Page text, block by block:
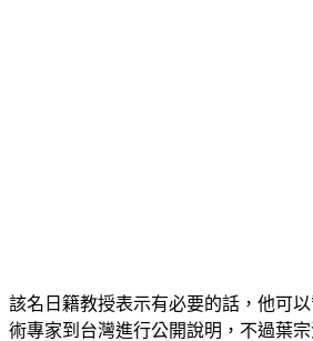
該名日籍教授表示有必要的話，他可
術專家到台灣進行公開說明，不過葉